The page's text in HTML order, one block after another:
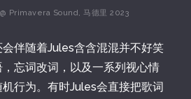
Primavera Sound, 马德里 2023
伴随着Jules含含混混并不好笑
忘词改词，以及一系列视心情
行为。有时Jules会直接把歌词